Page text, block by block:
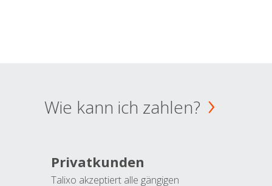
Wie kann ich zahlen?
Privatkunden
Talixo akzeptiert alle gängigen